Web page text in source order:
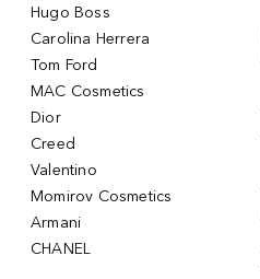
Hugo Boss
Carolina Herrera
Tom Ford
MAC Cosmetics
Dior
Creed
Valentino
Momirov Cosmetics
Armani
CHANEL